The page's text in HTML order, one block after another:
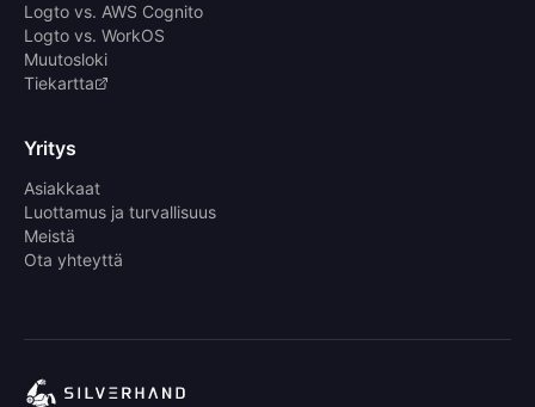
Logto vs. AWS Cognito
Logto vs. WorkOS
Muutosloki
Tiekartta
Yritys
Asiakkaat
Luottamus ja turvallisuus
Meistä
Ota yhteyttä